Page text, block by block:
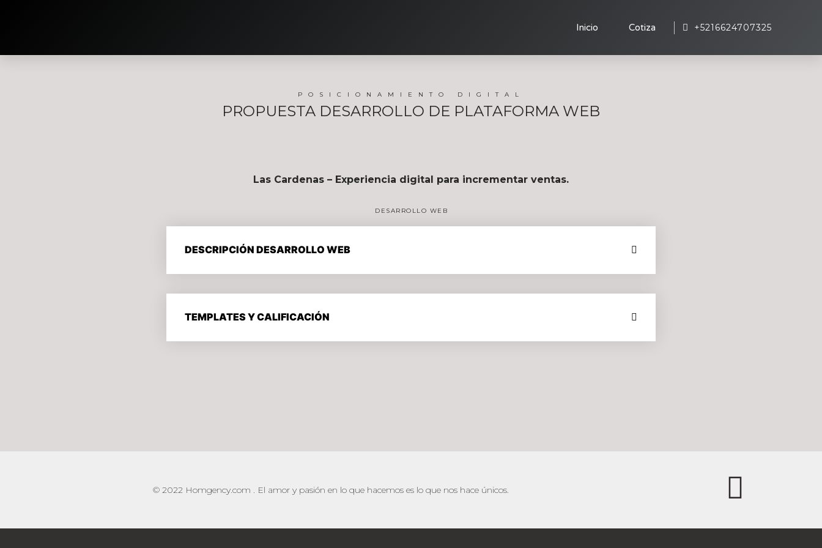
Inicio Cotiza +5216624707325
POSICIONAMIENTO DIGITAL
PROPUESTA DESARROLLO DE PLATAFORMA WEB
Las Cardenas – Experiencia digital para incrementar ventas.
DESARROLLO WEB
DESCRIPCIÓN DESARROLLO WEB
TEMPLATES Y CALIFICACIÓN
© 2022 Homgency.com . El amor y pasión en lo que hacemos es lo que nos hace únicos.